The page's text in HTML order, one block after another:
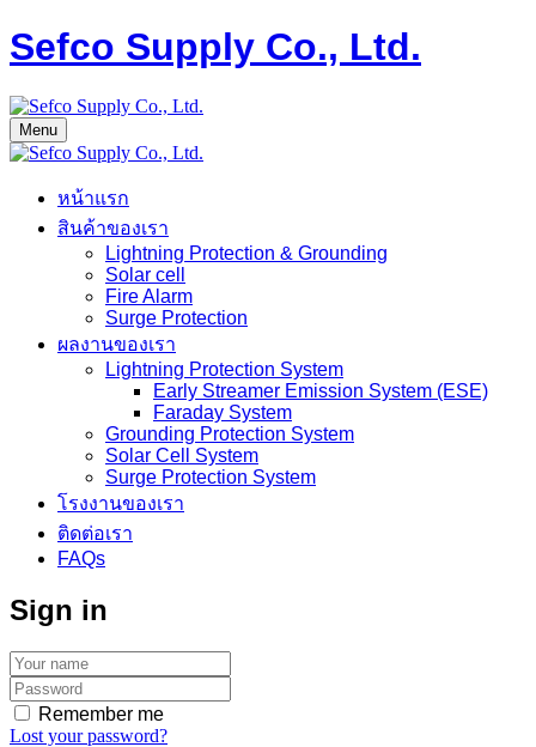
Sefco Supply Co., Ltd.
Menu
หน้าแรก
สินค้าของเรา
Lightning Protection & Grounding
Solar cell
Fire Alarm
Surge Protection
ผลงานของเรา
Lightning Protection System
Early Streamer Emission System (ESE)
Faraday System
Grounding Protection System
Solar Cell System
Surge Protection System
โรงงานของเรา
ติดต่อเรา
FAQs
Sign in
Remember me
Lost your password?